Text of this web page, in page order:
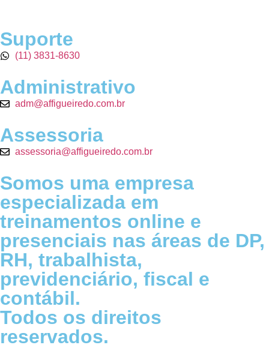
Suporte
(11) 3831-8630
Administrativo
adm@affigueiredo.com.br
Assessoria
assessoria@affigueiredo.com.br
Somos uma empresa
especializada em
treinamentos online e
presenciais nas áreas de DP,
RH, trabalhista,
previdenciário, fiscal e
contábil.
Todos os direitos
reservados.